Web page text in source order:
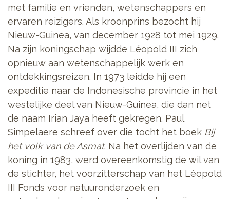
met familie en vrienden, wetenschappers en
ervaren reizigers. Als kroonprins bezocht hij
Nieuw-Guinea, van december 1928 tot mei 1929.
Na zijn koningschap wijdde Léopold III zich
opnieuw aan wetenschappelijk werk en
ontdekkingsreizen. In 1973 leidde hij een
expeditie naar de Indonesische provincie in het
westelijke deel van Nieuw-Guinea, die dan net
de naam Irian Jaya heeft gekregen. Paul
Simpelaere schreef over die tocht het boek Bij
het volk van de Asmat. Na het overlijden van de
koning in 1983, werd overeenkomstig de wil van
de stichter, het voorzitterschap van het Léopold
III Fonds voor natuuronderzoek en